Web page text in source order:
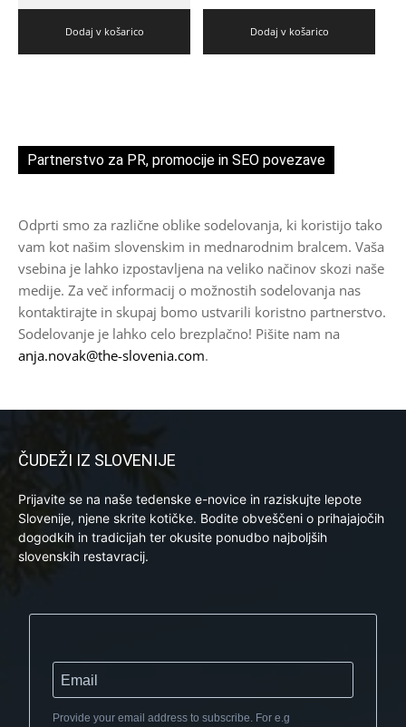
Dodaj v košarico Dodaj v košarico
Partnerstvo za PR, promocije in SEO povezave
Odprti smo za različne oblike sodelovanja, ki koristijo tako
vam kot našim slovenskim in mednarodnim bralcem. Vaša
vsebina je lahko izpostavljena na veliko načinov skozi naše
medije. Za več informacij o možnostih sodelovanja nas
kontaktirajte in skupaj bomo ustvarili koristno partnerstvo.
Sodelovanje je lahko celo brezplačno! Pišite nam na
anja.novak@the-slovenia.com.
ČUDEŽI IZ SLOVENIJE
Prijavite se na naše tedenske e-novice in raziskujte lepote
Slovenije, njene skrite kotičke. Bodite obveščeni o prihajajočih
dogodkih in tradicijah ter okusite ponudbo najboljših
slovenskih restavracij.
Provide your email address to subscribe. For e.g